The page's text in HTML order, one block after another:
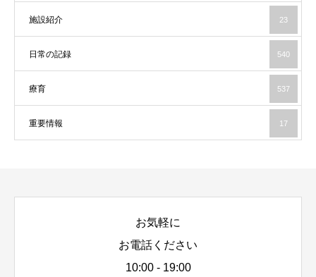
施設紹介 23
日常の記録 540
療育 537
重要情報 17
お気軽に
お電話ください
10:00 - 19:00